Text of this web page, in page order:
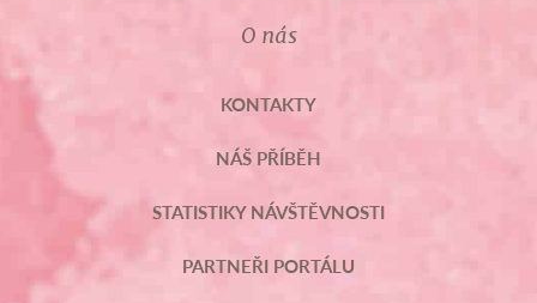
O nás
KONTAKTY
NÁŠ PŘÍBĚH
STATISTIKY NÁVŠTĚVNOSTI
PARTNEŘI PORTÁLU